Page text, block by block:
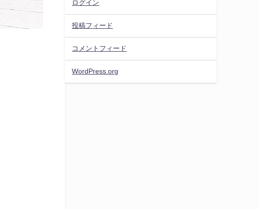
ログイン
投稿フィード
コメントフィード
WordPress.org